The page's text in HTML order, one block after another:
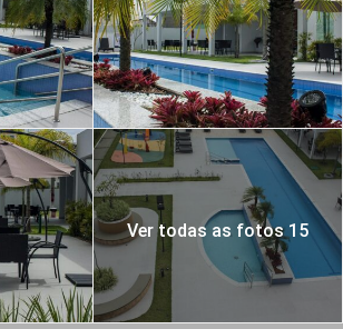
Ver todas as fotos 15